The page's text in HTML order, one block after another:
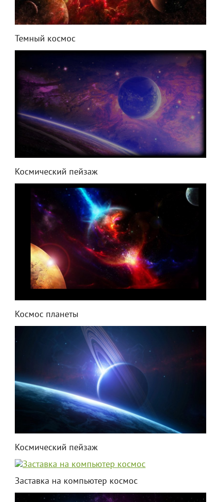
Темный космос
Космический пейзаж
Космос планеты
Космический пейзаж
Заставка на компьютер космос